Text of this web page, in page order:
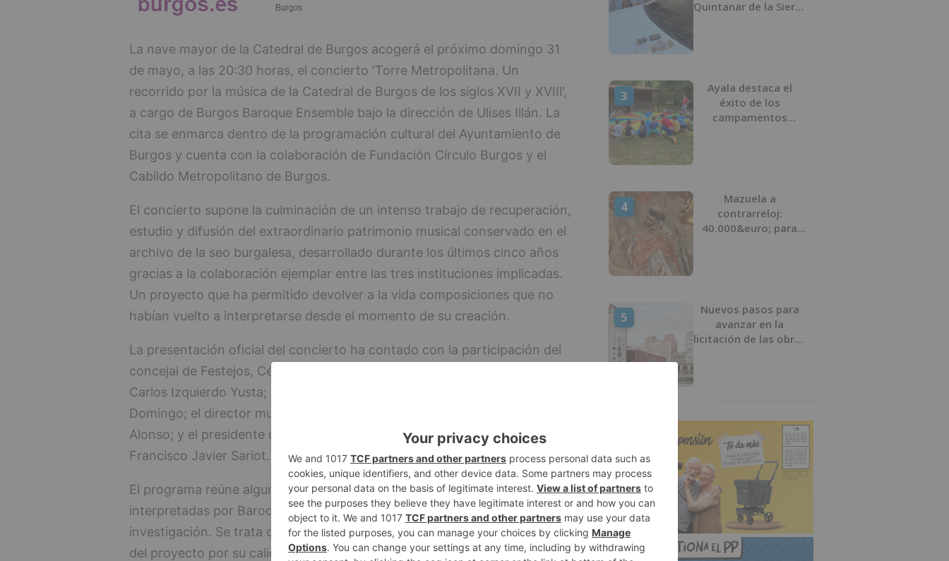
La nave mayor de la Catedral de Burgos acogerá el próximo domingo 31
de mayo, a las 20:30 horas, el concierto ‘Torre Metropolitana. Un
recorrido por la música de la Catedral de Burgos de los siglos XVII y XVIII’,
a cargo de Burgos Baroque Ensemble bajo la dirección de Ulises Illán. La
cita se enmarca dentro de la programación cultural del Ayuntamiento de
Burgos y cuenta con la colaboración de Fundación Círculo Burgos y el
Cabildo Metropolitano de Burgos.
El concierto supone la culminación de un intenso trabajo de recuperación,
estudio y difusión del extraordinario patrimonio musical conservado en el
archivo de la seo burgalesa, desarrollado durante los últimos cinco años
gracias a la colaboración ejemplar entre las tres instituciones implicadas.
Un proyecto que ha permitido devolver a la vida composiciones que no
habían vuelto a interpretarse desde el momento de su creación.
La presentación oficial del concierto ha contado con la participación del
concejal de Festejos, César Barriada; el vicario general de la Diócesis,
Carlos Izquierdo Yusta; el presidente de la Fundación Círculo, Emilio de
Domingo; el director musical de Burgos Baroque Ensemble, Roberto
Alonso; y el presidente de la Asociación Burgos Baroque Ensemble,
Francisco Javier Sariot.
El programa reúne algunas de las obras más significativas descubiertas e
interpretadas por Baroque Ensemble durante este quinquenio de
investigación. Se trata de piezas convertidas ya en auténticos emblemas
del proyecto por su calidad musical, originalidad e intensidad expresiva.
Quintanar de la Sierra
3
Ayala destaca el
éxito de los
campamentos
4
Mazuela a
contrarreloj:
40.000&euro; para
5
Nuevos pasos para
avanzar en la
licitación de las obras